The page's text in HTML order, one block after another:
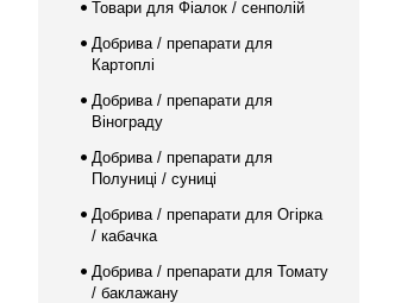
Товари для Фіалок / сенполій
Добрива / препарати для
Картоплі
Добрива / препарати для
Вінограду
Добрива / препарати для
Полуниці / суниці
Добрива / препарати для Огірка
/ кабачка
Добрива / препарати для Томату
/ баклажану